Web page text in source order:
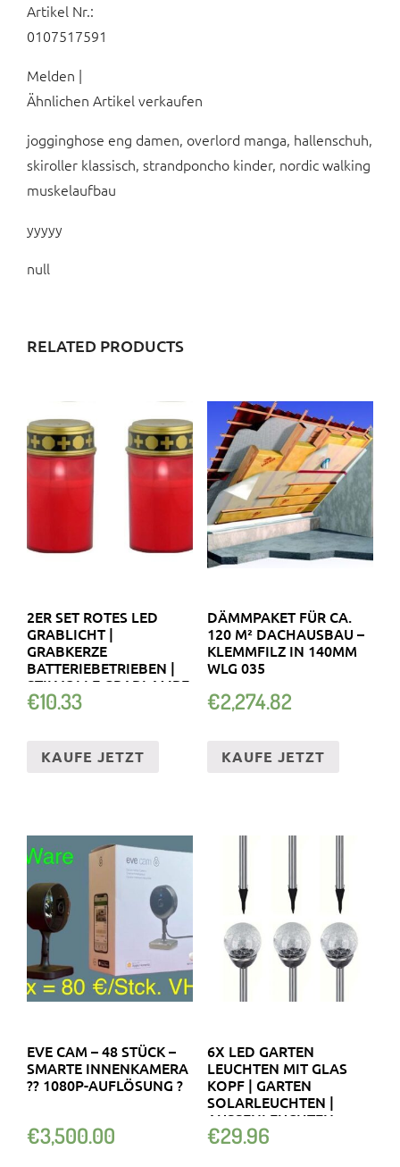
Artikel Nr.:
0107517591
Melden |
Ähnlichen Artikel verkaufen
jogginghose eng damen, overlord manga, hallenschuh,
skiroller klassisch, strandponcho kinder, nordic walking
muskelaufbau
yyyyy
null
RELATED PRODUCTS
2ER SET ROTES LED
GRABLICHT |
GRABKERZE
BATTERIEBETRIEBEN |
STILVOLLE GRABLAMPE
€10.33
KAUFE JETZT
DÄMMPAKET FÜR CA.
120 M² DACHAUSBAU –
KLEMMFILZ IN 140MM
WLG 035
€2,274.82
KAUFE JETZT
EVE CAM – 48 STÜCK –
SMARTE INNENKAMERA
?? 1080P-AUFLÖSUNG ?
€3,500.00
6X LED GARTEN
LEUCHTEN MIT GLAS
KOPF | GARTEN
SOLARLEUCHTEN |
AUSSENLEUCHTEN
€29.96